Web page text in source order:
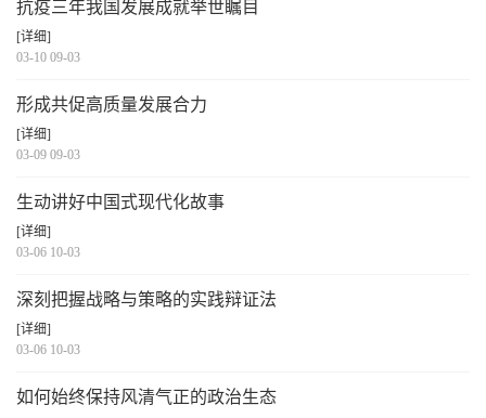
抗疫三年我国发展成就举世瞩目
[详细]
03-10 09-03
形成共促高质量发展合力
[详细]
03-09 09-03
生动讲好中国式现代化故事
[详细]
03-06 10-03
深刻把握战略与策略的实践辩证法
[详细]
03-06 10-03
如何始终保持风清气正的政治生态